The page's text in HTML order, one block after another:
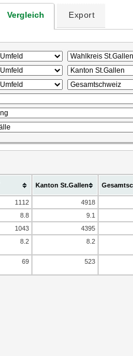
Vergleich Export
Kanton St.Gallen
1112
4918
8.8
9.1
1043
4395
8.2 8.2
69 523